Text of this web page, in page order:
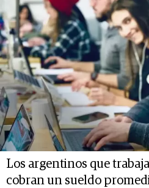
Los argentinos que
cobran un sueldo